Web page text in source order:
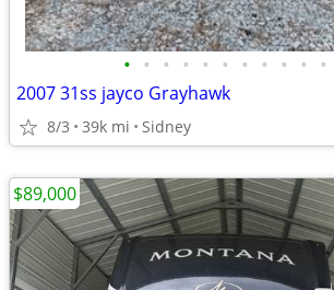
• • • • • • • • • • •
2007 31ss jayco Grayhawk
8/3 39k mi Sidney
$89,000